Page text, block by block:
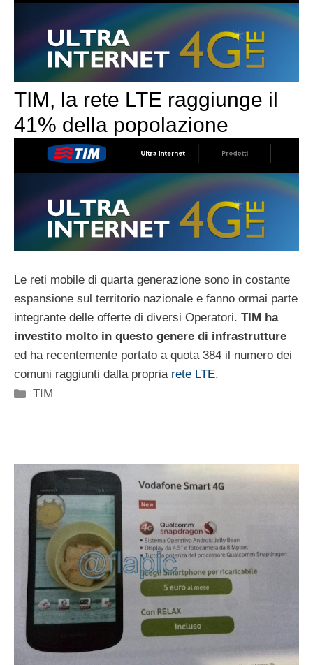
TIM, la rete LTE raggiunge il
41% della popolazione
Le reti mobile di quarta generazione sono in costante
espansione sul territorio nazionale e fanno ormai parte
integrante delle offerte di diversi Operatori. TIM ha
investito molto in questo genere di infrastrutture
ed ha recentemente portato a quota 384 il numero dei
comuni raggiunti dalla propria rete LTE.
Categorie
TIM